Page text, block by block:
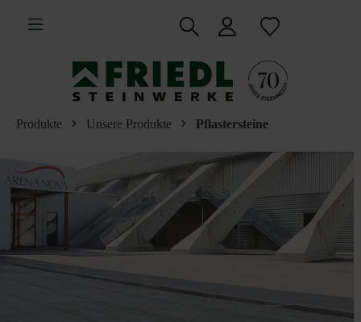
springen
Produkte Unsere Produkte Pflastersteine